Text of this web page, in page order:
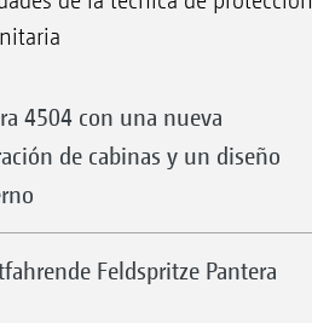
4504 con una nueva
de cabinas y un diseño
Feldspritze Pantera